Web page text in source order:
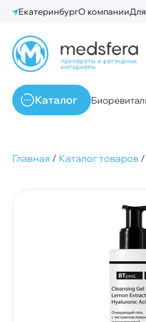
ЕкатеринбургО компании
Каталог
Главная / Каталог товаров /